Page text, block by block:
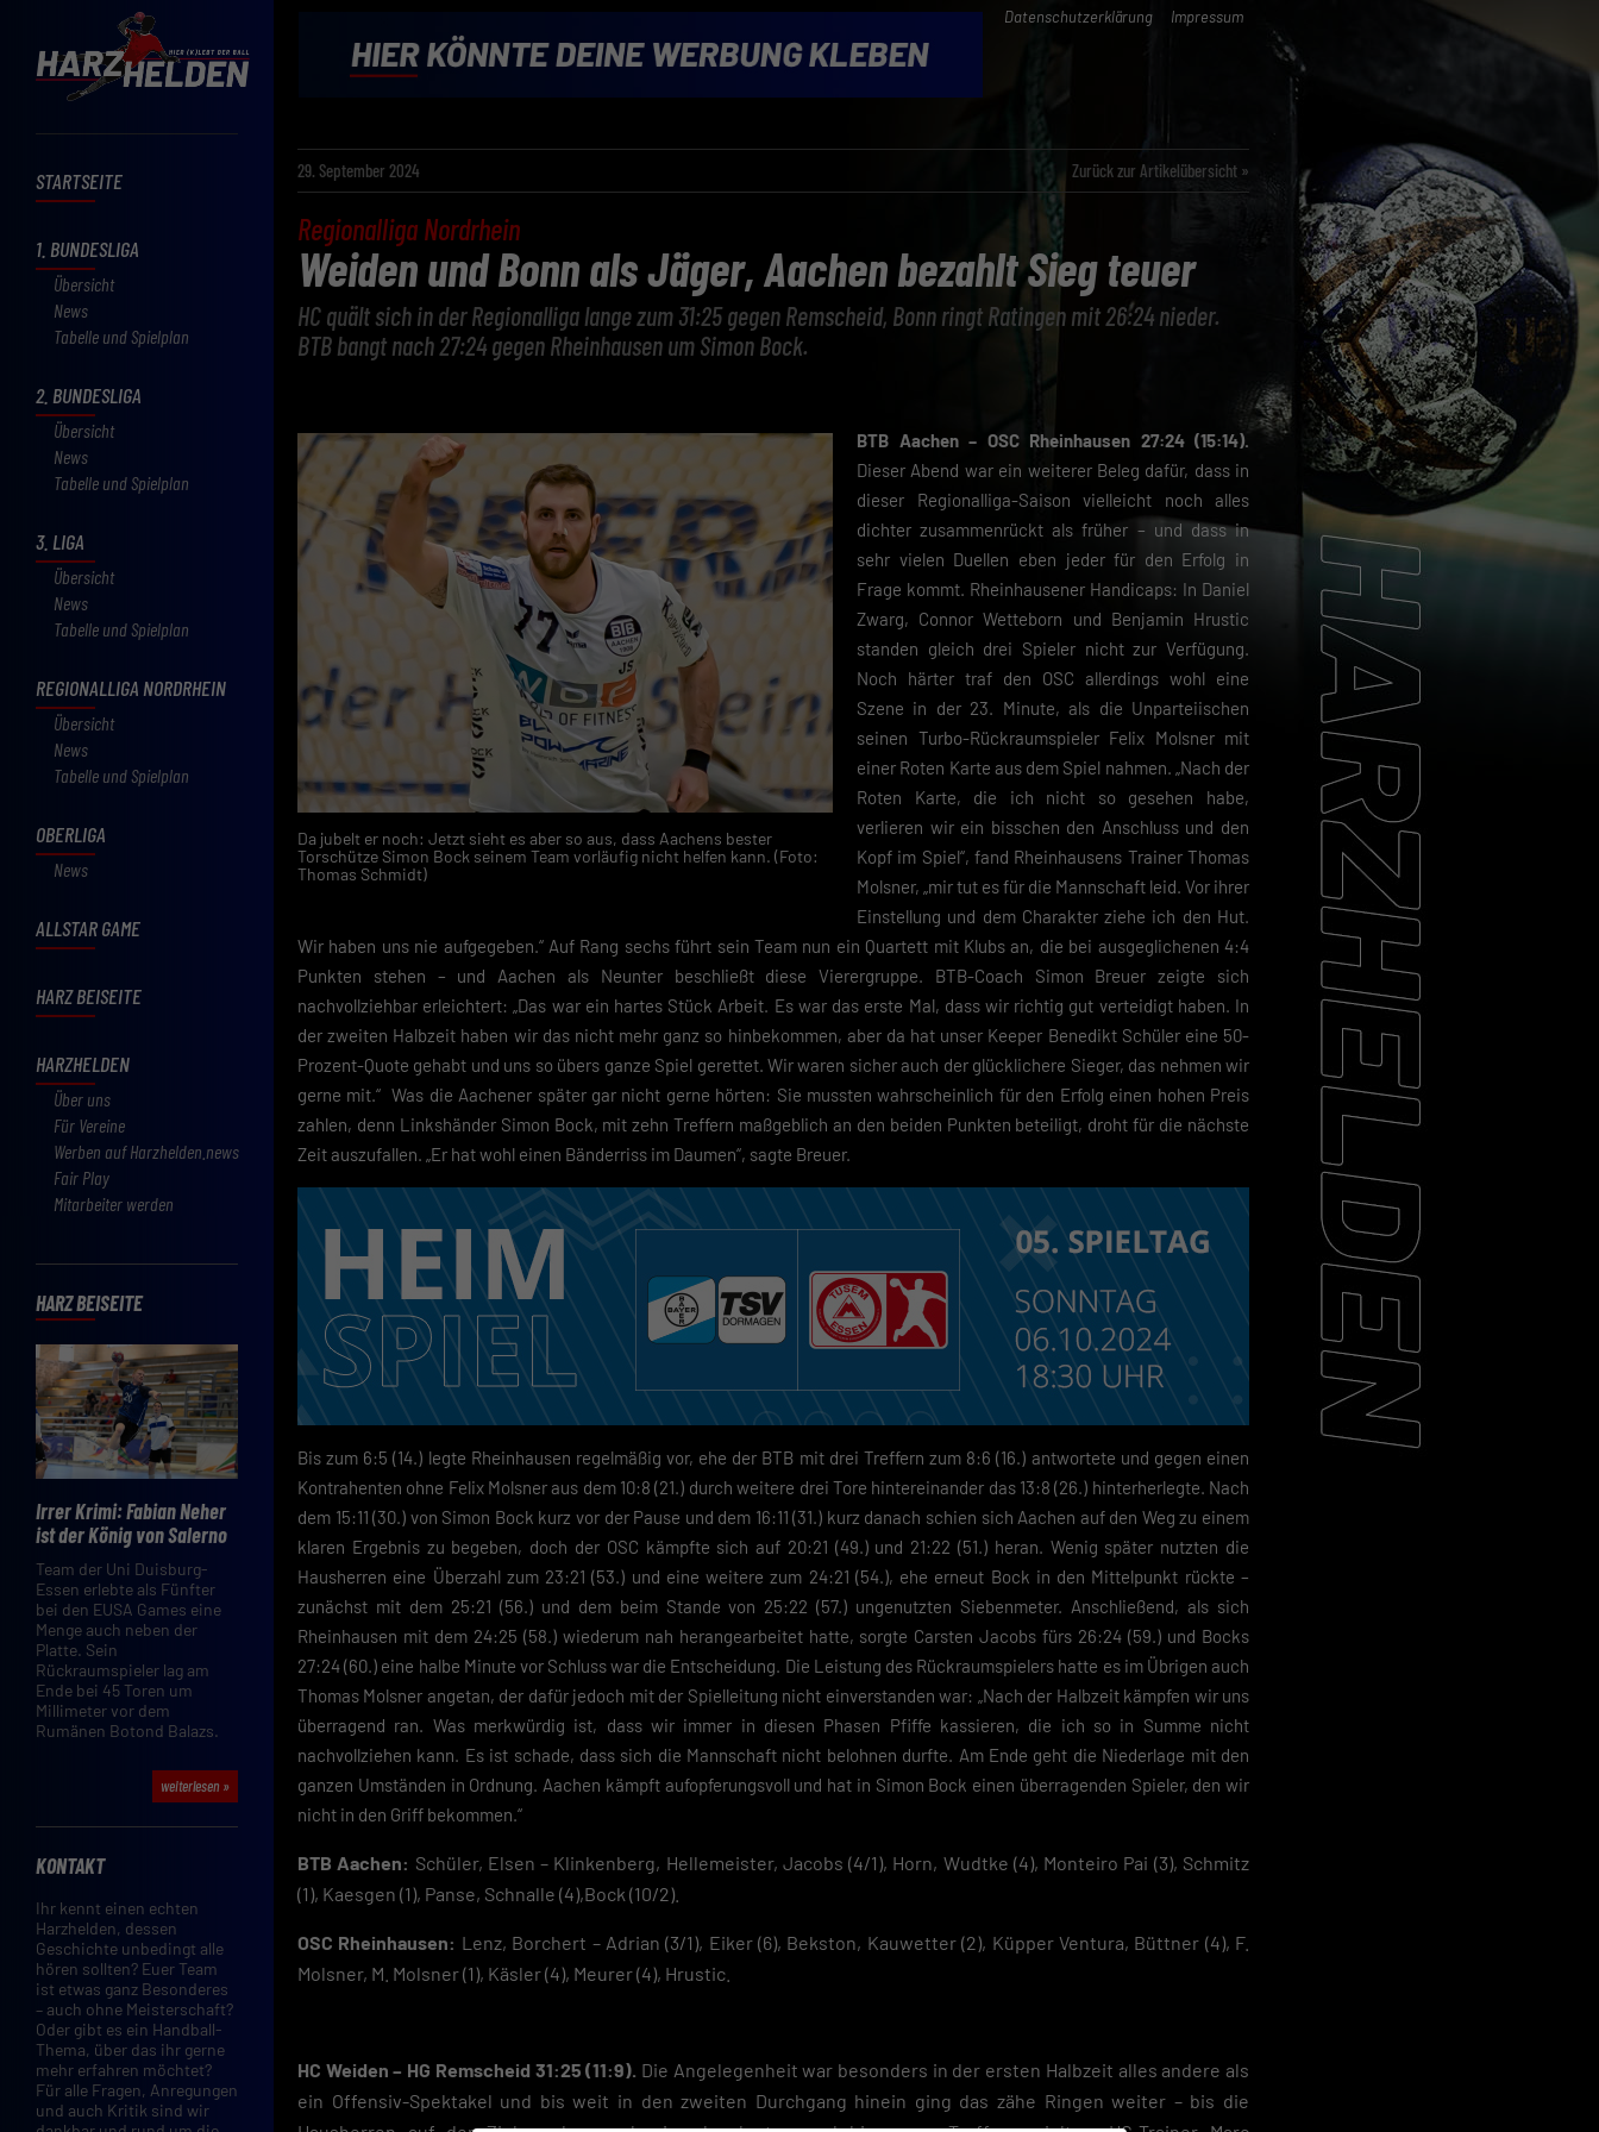
STARTSEITE
1. BUNDESLIGA
Übersicht
News
Tabelle und Spielplan
2. BUNDESLIGA
Übersicht
News
Tabelle und Spielplan
3. LIGA
Übersicht
News
Tabelle und Spielplan
REGIONALLIGA NORDRHEIN
Übersicht
News
Tabelle und Spielplan
OBERLIGA
News
ALLSTAR GAME
HARZ BEISEITE
HARZHELDEN
Über uns
Für Vereine
Werben auf Harzhelden.news
Fair Play
Mitarbeiter werden
HARZ BEISEITE
Irrer Krimi: Fabian Neher
ist der König von Salerno
Team der Uni Duisburg-
Essen erlebte als Fünfter
bei den EUSA Games eine
Menge auch neben der
Platte. Sein
Rückraumspieler lag am
Ende bei 45 Toren um
Millimeter vor dem
Rumänen Botond Balazs.
weiterlesen »
KONTAKT
Ihr kennt einen echten
Harzhelden, dessen
Geschichte unbedingt alle
hören sollten? Euer Team
ist etwas ganz Besonderes
– auch ohne Meisterschaft?
Oder gibt es ein Handball-
Thema, über das ihr gerne
mehr erfahren möchtet?
Für alle Fragen, Anregungen
und auch Kritik sind wir
Datenschutzerklärung Impressum
29. September 2024 Zurück zur Artikelübersicht »
Regionalliga Nordrhein
Weiden und Bonn als Jäger, Aachen bezahlt Sieg teuer
HC quält sich in der Regionalliga lange zum 31:25 gegen Remscheid, Bonn ringt Ratingen mit 26:24 nieder.
BTB bangt nach 27:24 gegen Rheinhausen um Simon Bock.
Da jubelt er noch: Jetzt sieht es aber so aus, dass Aachens bester
Torschütze Simon Bock seinem Team vorläufig nicht helfen kann. (Foto:
Thomas Schmidt)
BTB Aachen – OSC Rheinhausen 27:24 (15:14).
Dieser Abend war ein weiterer Beleg dafür, dass in
dieser Regionalliga-Saison vielleicht noch alles
dichter zusammenrückt als früher – und dass in
sehr vielen Duellen eben jeder für den Erfolg in
Frage kommt. Rheinhausener Handicaps: In Daniel
Zwarg, Connor Wetteborn und Benjamin Hrustic
standen gleich drei Spieler nicht zur Verfügung.
Noch härter traf den OSC allerdings wohl eine
Szene in der 23. Minute, als die Unparteiischen
seinen Turbo-Rückraumspieler Felix Molsner mit
einer Roten Karte aus dem Spiel nahmen. „Nach der
Roten Karte, die ich nicht so gesehen habe,
verlieren wir ein bisschen den Anschluss und den
Kopf im Spiel“, fand Rheinhausens Trainer Thomas
Molsner, „mir tut es für die Mannschaft leid. Vor ihrer
Einstellung und dem Charakter ziehe ich den Hut.
Wir haben uns nie aufgegeben.“ Auf Rang sechs führt sein Team nun ein Quartett mit Klubs an, die bei ausgeglichenen 4:4
Punkten stehen – und Aachen als Neunter beschließt diese Vierergruppe. BTB-Coach Simon Breuer zeigte sich
nachvollziehbar erleichtert: „Das war ein hartes Stück Arbeit. Es war das erste Mal, dass wir richtig gut verteidigt haben. In
der zweiten Halbzeit haben wir das nicht mehr ganz so hinbekommen, aber da hat unser Keeper Benedikt Schüler eine 50-
Prozent-Quote gehabt und uns so übers ganze Spiel gerettet. Wir waren sicher auch der glücklichere Sieger, das nehmen wir
gerne mit.“ Was die Aachener später gar nicht gerne hörten: Sie mussten wahrscheinlich für den Erfolg einen hohen Preis
zahlen, denn Linkshänder Simon Bock, mit zehn Treffern maßgeblich an den beiden Punkten beteiligt, droht für die nächste
Zeit auszufallen. „Er hat wohl einen Bänderriss im Daumen“, sagte Breuer.
Bis zum 6:5 (14.) legte Rheinhausen regelmäßig vor, ehe der BTB mit drei Treffern zum 8:6 (16.) antwortete und gegen einen
Kontrahenten ohne Felix Molsner aus dem 10:8 (21.) durch weitere drei Tore hintereinander das 13:8 (26.) hinterherlegte. Nach
dem 15:11 (30.) von Simon Bock kurz vor der Pause und dem 16:11 (31.) kurz danach schien sich Aachen auf den Weg zu einem
klaren Ergebnis zu begeben, doch der OSC kämpfte sich auf 20:21 (49.) und 21:22 (51.) heran. Wenig später nutzten die
Hausherren eine Überzahl zum 23:21 (53.) und eine weitere zum 24:21 (54.), ehe erneut Bock in den Mittelpunkt rückte –
zunächst mit dem 25:21 (56.) und dem beim Stande von 25:22 (57.) ungenutzten Siebenmeter. Anschließend, als sich
Rheinhausen mit dem 24:25 (58.) wiederum nah herangearbeitet hatte, sorgte Carsten Jacobs fürs 26:24 (59.) und Bocks
27:24 (60.) eine halbe Minute vor Schluss war die Entscheidung. Die Leistung des Rückraumspielers hatte es im Übrigen auch
Thomas Molsner angetan, der dafür jedoch mit der Spielleitung nicht einverstanden war: „Nach der Halbzeit kämpfen wir uns
überragend ran. Was merkwürdig ist, dass wir immer in diesen Phasen Pfiffe kassieren, die ich so in Summe nicht
nachvollziehen kann. Es ist schade, dass sich die Mannschaft nicht belohnen durfte. Am Ende geht die Niederlage mit den
ganzen Umständen in Ordnung. Aachen kämpft aufopferungsvoll und hat in Simon Bock einen überragenden Spieler, den wir
nicht in den Griff bekommen.“
BTB Aachen: Schüler, Elsen – Klinkenberg, Hellemeister, Jacobs (4/1), Horn, Wudtke (4), Monteiro Pai (3), Schmitz
(1), Kaesgen (1), Panse, Schnalle (4),Bock (10/2).
OSC Rheinhausen: Lenz, Borchert – Adrian (3/1), Eiker (6), Bekston, Kauwetter (2), Küpper Ventura, Büttner (4), F.
Molsner, M. Molsner (1), Käsler (4), Meurer (4), Hrustic.
HC Weiden – HG Remscheid 31:25 (11:9). Die Angelegenheit war besonders in der ersten Halbzeit alles andere als
ein Offensiv-Spektakel und bis weit in den zweiten Durchgang hinein ging das zähe Ringen weiter – bis die